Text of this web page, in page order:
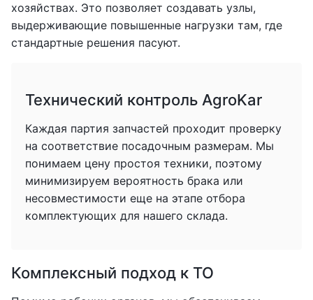
хозяйствах. Это позволяет создавать узлы,
выдерживающие повышенные нагрузки там, где
стандартные решения пасуют.
Технический контроль AgroKar
Каждая партия запчастей проходит проверку
на соответствие посадочным размерам. Мы
понимаем цену простоя техники, поэтому
минимизируем вероятность брака или
несовместимости еще на этапе отбора
комплектующих для нашего склада.
Комплексный подход к ТО